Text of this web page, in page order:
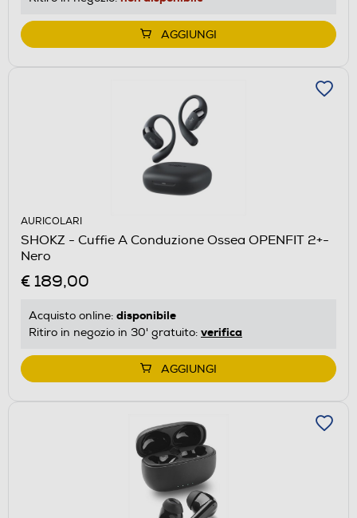
AGGIUNGI
AURICOLARI
SHOKZ - Cuffie A Conduzione Ossea OPENFIT 2+-
Nero
€ 189,00
Acquisto online: disponibile
Ritiro in negozio in 30' gratuito: verifica
AGGIUNGI